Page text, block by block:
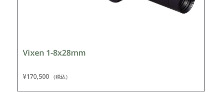
Vixen 1-8x28mm
¥170,500 （税込）